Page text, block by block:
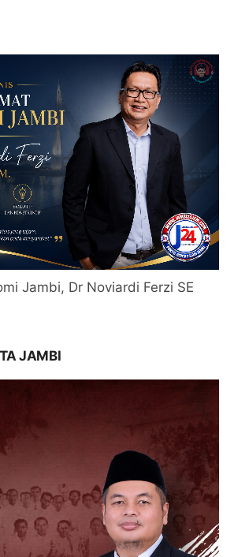
Jambi, Dr Noviardi Ferzi SE
JAMBI